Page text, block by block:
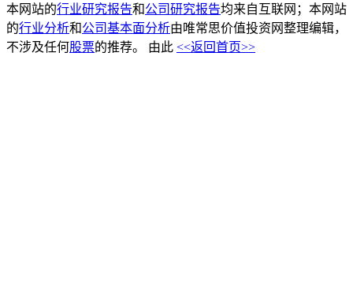
本网站的行业研究报告和公司研究报告均来自互联网；本网站
的行业分析和公司基本面分析由唯常思价值投资网整理编辑，
不涉及任何股票的推荐。 由此 <<返回首页>>